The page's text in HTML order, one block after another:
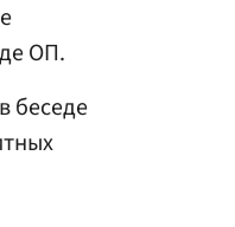
ОП.
в беседе